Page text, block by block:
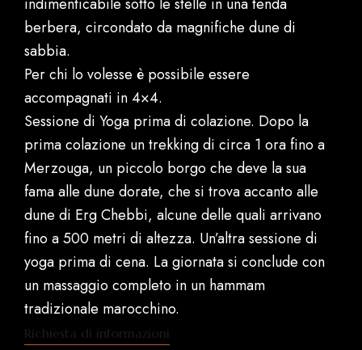
berbera, circondato da magnifiche dune di
sabbia.
Per chi lo volesse è possibile essere
accompagnati in 4×4.
Sessione di Yoga prima di colazione. Dopo la
prima colazione un trekking di circa 1 ora fino a
Merzouga, un piccolo borgo che deve la sua
fama alle dune dorate, che si trova accanto alle
dune di Erg Chebbi, alcune delle quali arrivano
fino a 500 metri di altezza. Un’altra sessione di
yoga prima di cena. La giornata si conclude con
un massaggio completo in un hammam
tradizionale marocchino.
Richiesta di informazioni